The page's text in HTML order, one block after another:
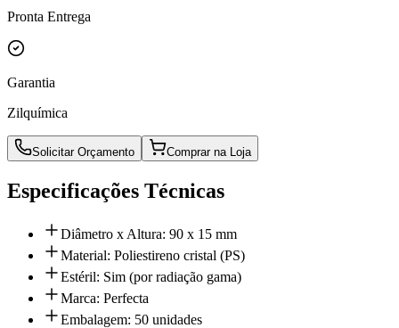
Pronta Entrega
Garantia
Zilquímica
Solicitar Orçamento Comprar na Loja
Especificações Técnicas
Diâmetro x Altura: 90 x 15 mm
Material: Poliestireno cristal (PS)
Estéril: Sim (por radiação gama)
Marca: Perfecta
Embalagem: 50 unidades